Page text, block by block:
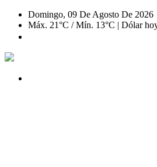
Domingo, 09 De Agosto De 2026
Máx. 21°C / Mín. 13°C | Dólar